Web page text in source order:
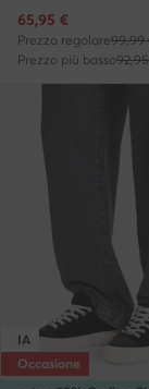
Prezzo attuale
65,95 €
Prezzo regolare99,99
Prezzo più basso
IA
Occasione